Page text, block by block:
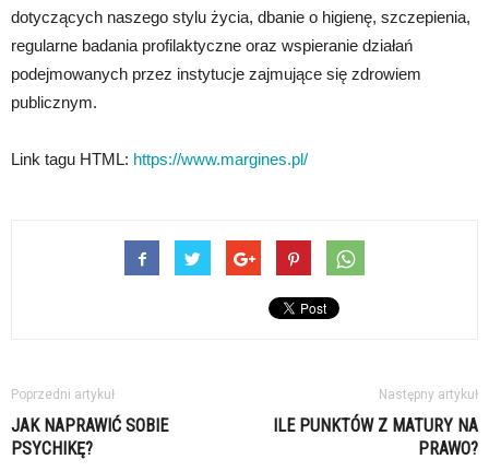
dotyczących naszego stylu życia, dbanie o higienę, szczepienia,
regularne badania profilaktyczne oraz wspieranie działań
podejmowanych przez instytucje zajmujące się zdrowiem
publicznym.
Link tagu HTML: https://www.margines.pl/
Poprzedni artykuł
JAK NAPRAWIĆ SOBIE
PSYCHIKĘ?
Następny artykuł
ILE PUNKTÓW Z MATURY NA
PRAWO?